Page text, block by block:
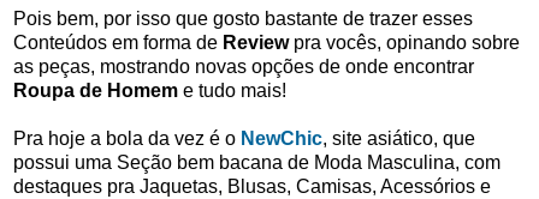
Pois bem, por isso que gosto bastante de trazer esses
Conteúdos em forma de Review pra vocês, opinando sobre
as peças, mostrando novas opções de onde encontrar
Roupa de Homem e tudo mais!
Pra hoje a bola da vez é o NewChic, site asiático, que
possui uma Seção bem bacana de Moda Masculina, com
destaques pra Jaquetas, Blusas, Camisas, Acessórios e